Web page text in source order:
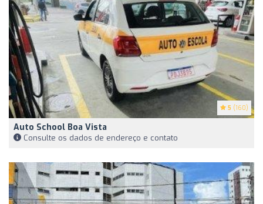
5 (160)
Auto School Boa Vista
Consulte os dados de endereço e contato